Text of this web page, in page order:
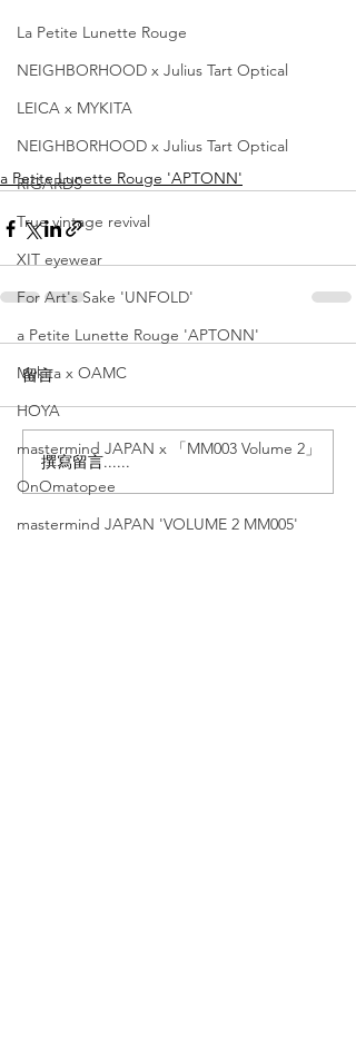
La Petite Lunette Rouge
NEIGHBORHOOD x Julius Tart Optical
LEICA x MYKITA
NEIGHBORHOOD x Julius Tart Optical
RIGARDS
True vintage revival
XIT eyewear
For Art's Sake 'UNFOLD'
a Petite Lunette Rouge 'APTONN'
Mykita x OAMC
HOYA
mastermind JAPAN x 「MM003 Volume 2」
OnOmatopee
mastermind JAPAN 'VOLUME 2 MM005'
a Petite Lunette Rouge 'APTONN'
留言
撰寫留言......